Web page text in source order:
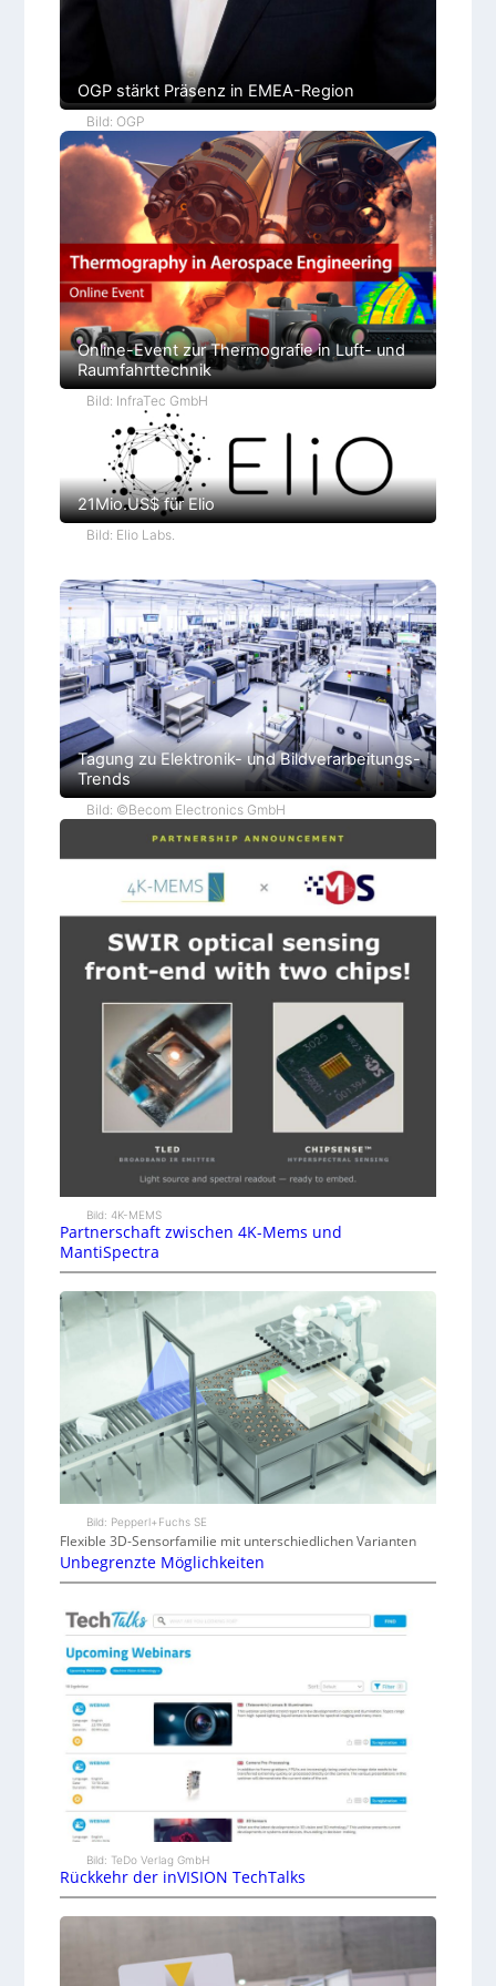
OGP stärkt Präsenz in EMEA-Region
Bild: OGP
Online-Event zur Thermografie in Luft- und
Raumfahrttechnik
Bild: InfraTec GmbH
21Mio.US$ für Elio
Bild: Elio Labs.
Tagung zu Elektronik- und Bildverarbeitungs-
Trends
Bild: ©Becom Electronics GmbH
Bild: 4K-MEMS
Partnerschaft zwischen 4K-Mems und
MantiSpectra
Bild: Pepperl+Fuchs SE
Flexible 3D-Sensorfamilie mit unterschiedlichen Varianten
Unbegrenzte Möglichkeiten
Bild: TeDo Verlag GmbH
Rückkehr der inVISION TechTalks